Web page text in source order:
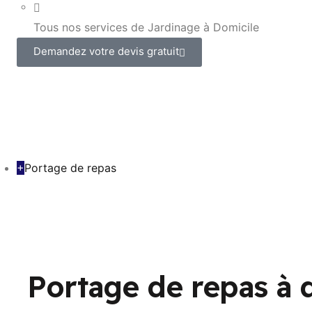
Tous nos services de Jardinage à Domicile
Demandez votre devis gratuit
+Portage de repas
Portage de repas à